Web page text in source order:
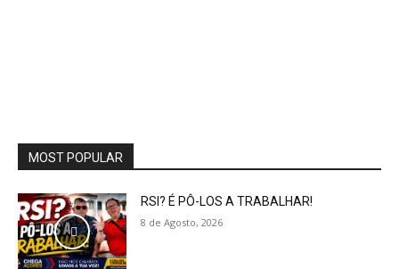
MOST POPULAR
RSI? É PÔ-LOS A TRABALHAR!
8 de Agosto, 2026